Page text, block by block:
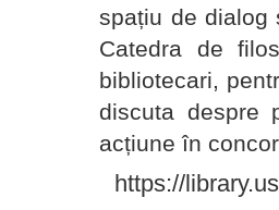
spațiu de dialog
Catedra de
bibliotecari,
discuta despre
acțiune în
https://